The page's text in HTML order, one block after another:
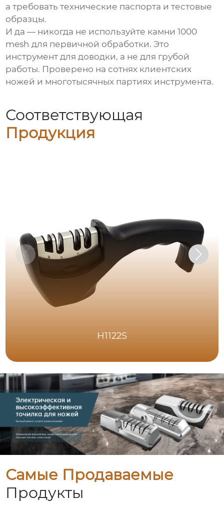
а требовать технические паспорта и тестовые
образцы.
И да — никогда не используйте камни 1000
mesh для первичной обработки. Это
инструмент для доводки, а не для грубой
работы. Проверено на сотнях клиентских
ножей и многотысячных партиях инструмента.
Соответствующая
Продукция
H1122S
Самые Продаваемые
Продукты